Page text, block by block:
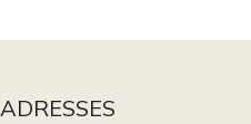
ADRESSES